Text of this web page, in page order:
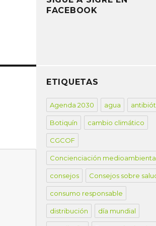
FACEBOOK
ETIQUETAS
Agenda 2030 agua
Botiquín cambio climático
CGCOF
Concienciación
consejos Consejos sobre
consumo responsable
distribución día mundial